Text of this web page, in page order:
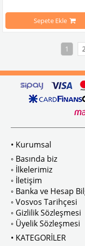
Hella Komple Far  H4
Dayanıklı malzeme
Aracınızın orijinal
VWCC Part No : 2-2024
Sepete Ekle
1
• Kurumsal
◦ Basında biz
◦ İlkelerimiz
◦ İletişim
◦ Banka ve Hesap
◦ Vosvos Tarihçesi
◦ Gizlilik Sözleşmesi
◦ Üyelik Sözleşmesi
• KATEGORİLER